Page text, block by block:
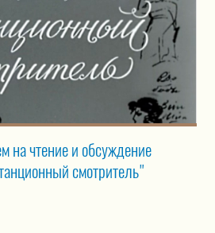
на чтение и обсуждение
смотритель"